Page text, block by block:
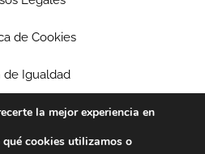
de Cookies
de Igualdad
Empresarial
de privacidad
la mejor experiencia en
qué cookies utilizamos o